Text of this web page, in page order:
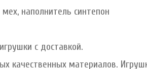
наполнитель синтепон
с доставкой.
качественных материалов.